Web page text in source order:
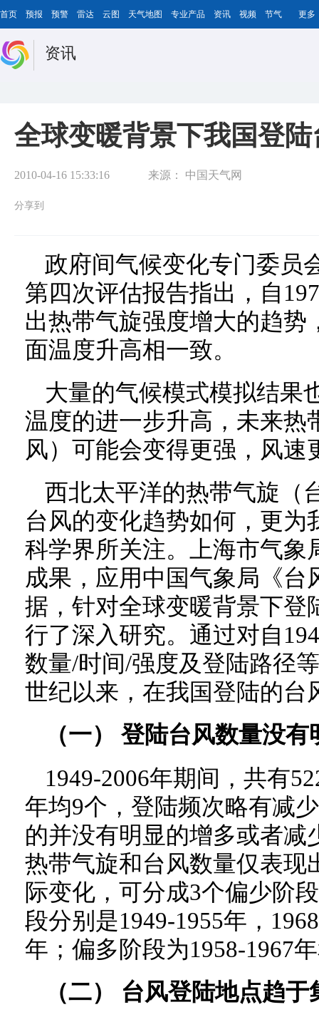
首页 预报 预警 雷达 云图 天气地图 专业产品 资讯 视频 节气 更多
资讯
全球变暖背景下我国登
2010-04-16 15:33:16 来源： 中国天气网
分享到
政府间气候变化专门委员
第四次评估报告指出，自
出热带气旋强度增大的趋势
面温度升高相一致。
大量的气候模式模拟结果
温度的进一步升高，未来热
风）可能会变得更强，风速
西北太平洋的热带气旋（
台风的变化趋势如何，更为
科学界所关注。上海市气象
成果，应用中国气象局《台
据，针对全球变暖背景下登
行了深入研究。通过对自
数量/时间/强度及登陆路径
世纪以来，在我国登陆的台
（一） 登陆台风数量没
1949-2006年期间，共有
年均9个，登陆频次略有减
的并没有明显的增多或者减
热带气旋和台风数量仅表现
际变化，可分成3个偏少阶
段分别是1949-1955年，
年；偏多阶段为1958-1967
（二） 台风登陆地点趋于